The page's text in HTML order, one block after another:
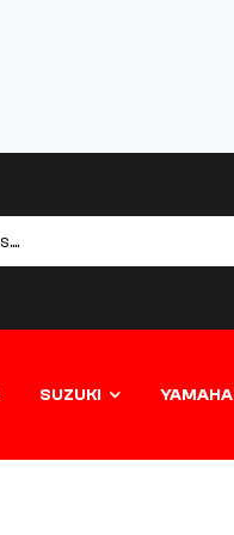
SUZUKI YAMAHA